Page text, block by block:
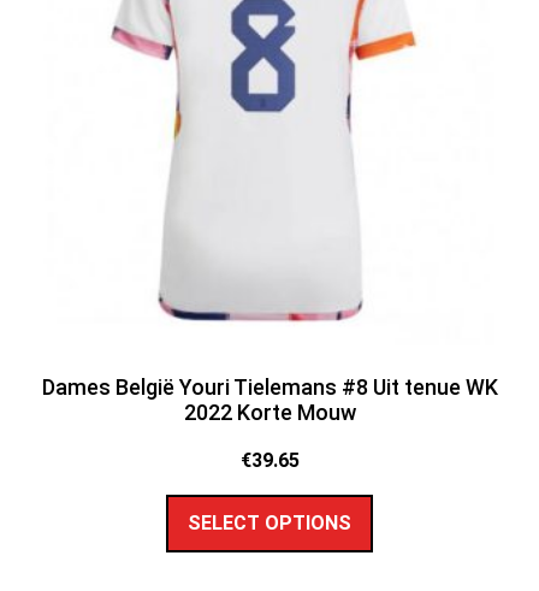
Dames België Youri Tielemans #8 Uit tenue WK
2022 Korte Mouw
€39.65
SELECT OPTIONS